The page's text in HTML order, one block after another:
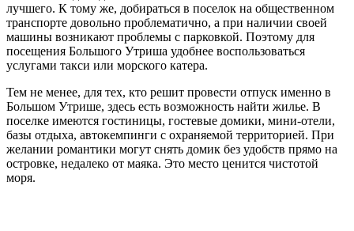
лучшего. К тому же, добираться в поселок на общественном
транспорте довольно проблематично, а при наличии своей
машины возникают проблемы с парковкой. Поэтому для
посещения Большого Утриша удобнее воспользоваться
услугами такси или морского катера.
Тем не менее, для тех, кто решит провести отпуск именно в
Большом Утрише, здесь есть возможность найти жилье. В
поселке имеются гостиницы, гостевые домики, мини-отели,
базы отдыха, автокемпинги с охраняемой территорией. При
желании романтики могут снять домик без удобств прямо на
островке, недалеко от маяка. Это место ценится чистотой
моря.